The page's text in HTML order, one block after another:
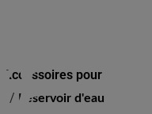
Accessoires pour
/ Réservoir d'eau